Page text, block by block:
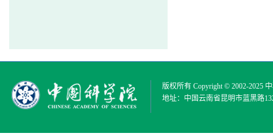
版权所有 Copyright © 2002-2025
地址：中国云南省昆明市蓝黑路